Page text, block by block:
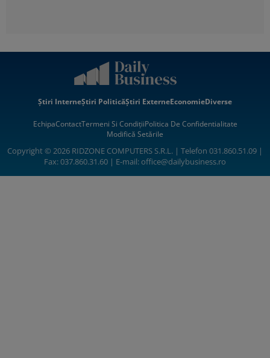
Știri InterneȘtiri PoliticăȘtiri ExterneEconomieDiverse
EchipaContactTermeni Si CondițiiPolitica De Confidentialitate
Modifică Setările
Copyright © 2026 RIDZONE COMPUTERS S.R.L. | Telefon 031.860.51.09 |
Fax: 037.860.31.60 | E-mail:office@dailybusiness.ro